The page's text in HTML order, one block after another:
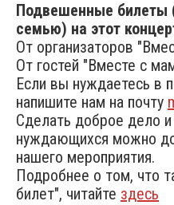
Подвешенные билеты
семью) на этот
От организаторов
От гостей "Вместе с
Если вы нуждаетесь в
напишите нам на почту
Сделать доброе дело
нуждающихся можно
нашего мероприятия.
Подробнее о том, что
билет", читайте здесь